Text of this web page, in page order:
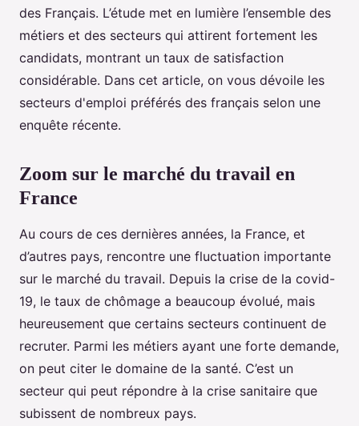
des Français. L’étude met en lumière l’ensemble des
métiers et des secteurs qui attirent fortement les
candidats, montrant un taux de satisfaction
considérable. Dans cet article, on vous dévoile les
secteurs d'emploi préférés des français selon une
enquête récente.
Zoom sur le marché du travail en
France
Au cours de ces dernières années, la France, et
d’autres pays, rencontre une fluctuation importante
sur le marché du travail. Depuis la crise de la covid-
19, le taux de chômage a beaucoup évolué, mais
heureusement que certains secteurs continuent de
recruter. Parmi les métiers ayant une forte demande,
on peut citer le domaine de la santé. C’est un
secteur qui peut répondre à la crise sanitaire que
subissent de nombreux pays.